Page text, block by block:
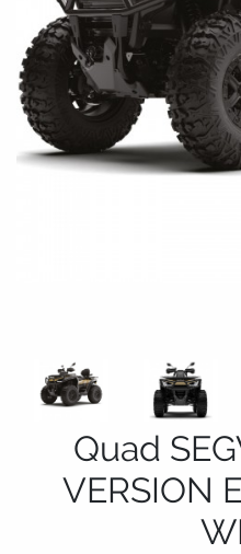
Quad
VERSION